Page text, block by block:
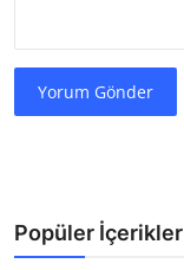
Yorum Gönder
Popüler İçerikler